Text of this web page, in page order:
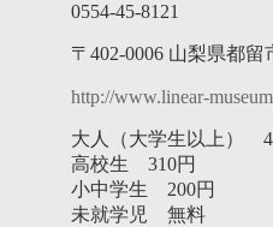
0554-45-8121
〒402-0006 山梨県都留
http://www.linear-
大人（大学生以上）
高校生 310円
小中学生 200円
未就学児 無料